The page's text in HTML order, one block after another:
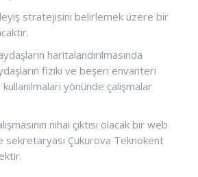
stratejisini belirlemek üzere bir
haritalandırılmasında
fiziki ve beşeri envanteri
yönünde çalışmalar
nihai çıktısı olacak bir web
sekretaryası Çukurova Teknokent